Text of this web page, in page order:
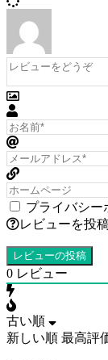
プライバシー
レビューを投
0 レビュー
古い順
新しい順 最高評